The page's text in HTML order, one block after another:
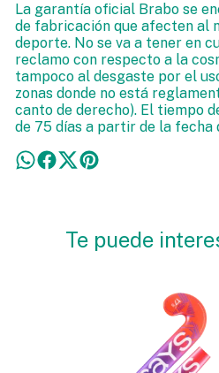
La garantía oficial Brabo se
de fabricación que afecten al
deporte. No se va a tener en
reclamo con respecto a la
tampoco al desgaste por el
zonas donde no está
canto de derecho). El tiempo
de 75 días a partir de la fecha
Te puede